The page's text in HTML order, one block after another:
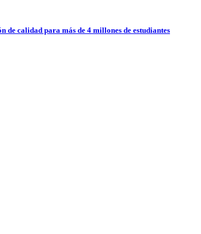
calidad para más de 4 millones de estudiantes